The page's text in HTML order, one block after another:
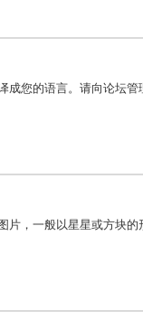
您的语言。请向论坛
，一般以星星或方块